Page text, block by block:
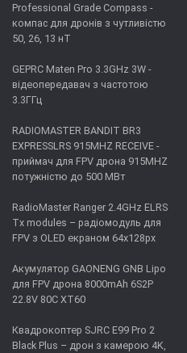
Professional Grade Compass -
компас для дронів з чутливістю
50, 26, 13 нТ
GEPRC Maten Pro 3.3GHz 3W -
відеопередавач з частотою
3.3ГГц
RADIOMASTER BANDIT BR3
EXPRESSLRS 915MHZ RECEIVE -
приймач для FPV дрона 915MHZ
потужністю до 500 МВт
RadioMaster Ranger 2.4GHz ELRS
Tx modules – радіомодуль для
FPV з OLED екраном 64x128px
Акумулятор GAONENG GNB Lipo
для FPV дрона 8000mAh 6S2P
22.8V 80C XT60
Квадрокоптер SJRC E99 Pro 2
Black Plus – дрон з камерою 4K,